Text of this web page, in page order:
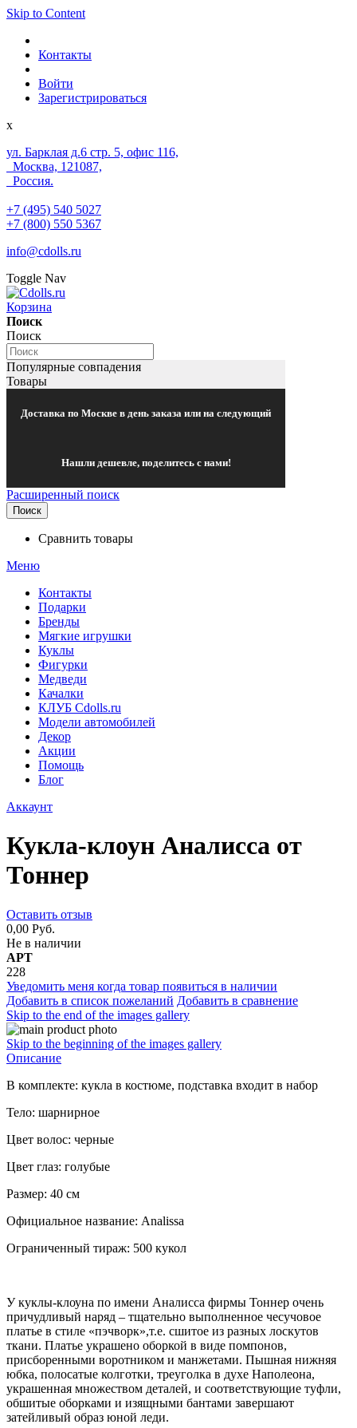
Skip to Content
Контакты
Войти
Зарегистрироваться
x
ул. Барклая д.6 стр. 5, офис 116,
Москва, 121087,
Россия.
+7 (495) 540 5027
+7 (800) 550 5367
info@cdolls.ru
Toggle Nav
Корзина
Поиск
Поиск
Популярные совпадения
Товары
Доставка по Москве в день заказа или на следующий
Нашли дешевле, поделитесь с нами!
Расширенный поиск
Поиск
Сравнить товары
Меню
Контакты
Подарки
Бренды
Мягкие игрушки
Куклы
Фигурки
Медведи
Качалки
КЛУБ Cdolls.ru
Модели автомобилей
Декор
Акции
Помощь
Блог
Аккаунт
Кукла-клоун Аналисса от
Тоннер
Оставить отзыв
0,00 Руб.
Не в наличии
АРТ
228
Уведомить меня когда товар появиться в наличии
Добавить в список пожеланий Добавить в сравнение
Skip to the end of the images gallery
Skip to the beginning of the images gallery
Описание
В комплекте: кукла в костюме, подставка входит в набор
Тело: шарнирное
Цвет волос: черные
Цвет глаз: голубые
Размер: 40 см
Официальное название: Analissa
Ограниченный тираж: 500 кукол
У куклы-клоуна по имени Аналисса фирмы Тоннер очень
причудливый наряд – тщательно выполненное чесучовое
платье в стиле «пэчворк»,т.е. сшитое из разных лоскутов
ткани. Платье украшено оборкой в виде помпонов,
присборенными воротником и манжетами. Пышная нижняя
юбка, полосатые колготки, треуголка в духе Наполеона,
украшенная множеством деталей, и соответствующие туфли,
обшитые оборками и изящными бантами завершают
затейливый образ юной леди.